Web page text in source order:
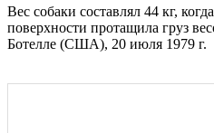
Вес собаки составлял 44 кг,
поверхности протащила груз
Ботелле (США), 20 июля 1979 г.